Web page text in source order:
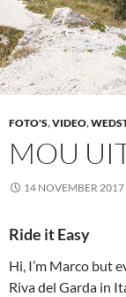
FOTO'S,VIDEO,
MOU
14 NOVEMBER 2017
Ride it Easy
Hi, I’m Marco but
Riva del Garda in